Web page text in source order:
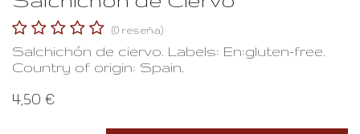
(0 reseña)
Salchichón de ciervo. Labels: En:gluten-free.
Country of origin: Spain.
4,50 €